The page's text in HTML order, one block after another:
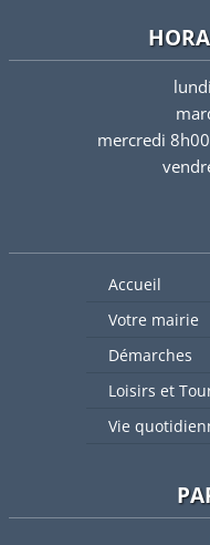
mercredi
Accueil
Votre mairie
Démarches
Loisirs et
Vie